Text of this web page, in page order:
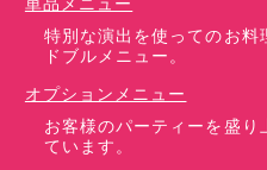
特別な演出を使ってのお
ドブルメニュー。
オプションメニュー
お客様のパーティーを盛
ています。